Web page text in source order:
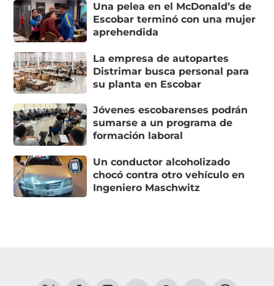
Una pelea en el McDonald’s de
Escobar terminó con una mujer
aprehendida
La empresa de autopartes
Distrimar busca personal para
su planta en Escobar
Jóvenes escobarenses podrán
sumarse a un programa de
formación laboral
Un conductor alcoholizado
chocó contra otro vehículo en
Ingeniero Maschwitz